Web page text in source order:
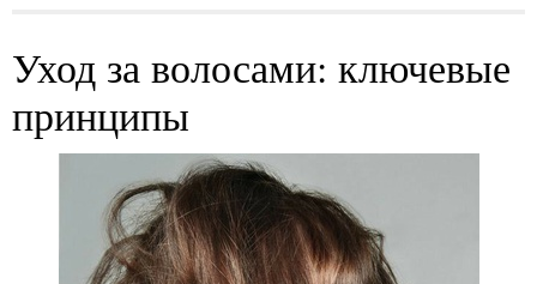
Уход за волосами: ключевые
принципы